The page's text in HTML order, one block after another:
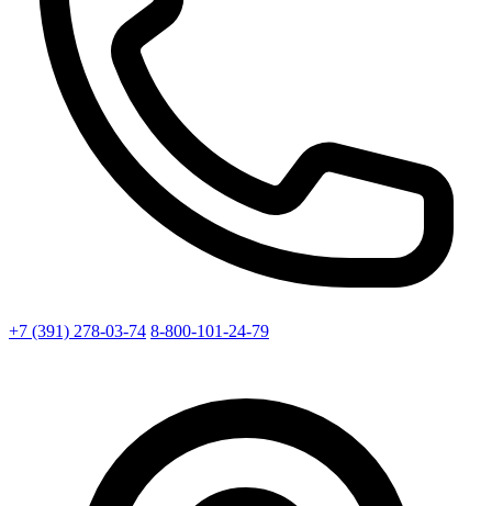
+7 (391) 278-03-74 8-800-101-24-79